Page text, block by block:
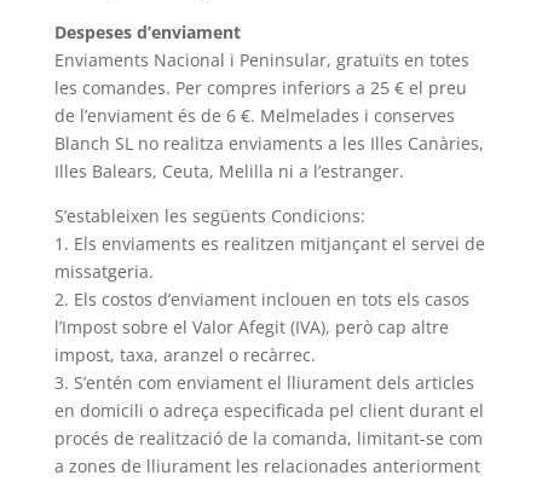
Despeses d’enviament
Enviaments Nacional i Peninsular, gratuïts en totes
les comandes. Per compres inferiors a 25 € el preu
de l’enviament és de 6 €. Melmelades i conserves
Blanch SL no realitza enviaments a les Illes Canàries,
Illes Balears, Ceuta, Melilla ni a l’estranger.
S’estableixen les següents Condicions:
1. Els enviaments es realitzen mitjançant el servei de
missatgeria.
2. Els costos d’enviament inclouen en tots els casos
l’Impost sobre el Valor Afegit (IVA), però cap altre
impost, taxa, aranzel o recàrrec.
3. S’entén com enviament el lliurament dels articles
en domicili o adreça especificada pel client durant el
procés de realització de la comanda, limitant-se com
a zones de lliurament les relacionades anteriorment